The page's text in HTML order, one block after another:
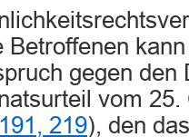
Betroffenen
gegen den
vom
219), den